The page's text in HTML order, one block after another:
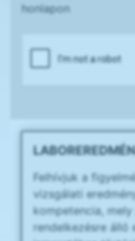
honlapon
Felhívjuk a
vizsgálati
kompetencia,
rendelkezésre álló